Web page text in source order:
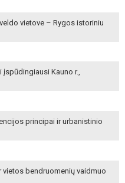
vietove – Rygos istoriniu
įspūdingiausi Kauno r.,
principai ir urbanistinio
vietos bendruomenių vaidmuo